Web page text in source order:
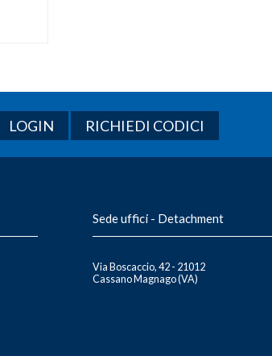
RICHIEDI CODICI
Sede uffici - Detachment
Via Boscaccio, 42 - 21012
Cassano Magnago (VA)